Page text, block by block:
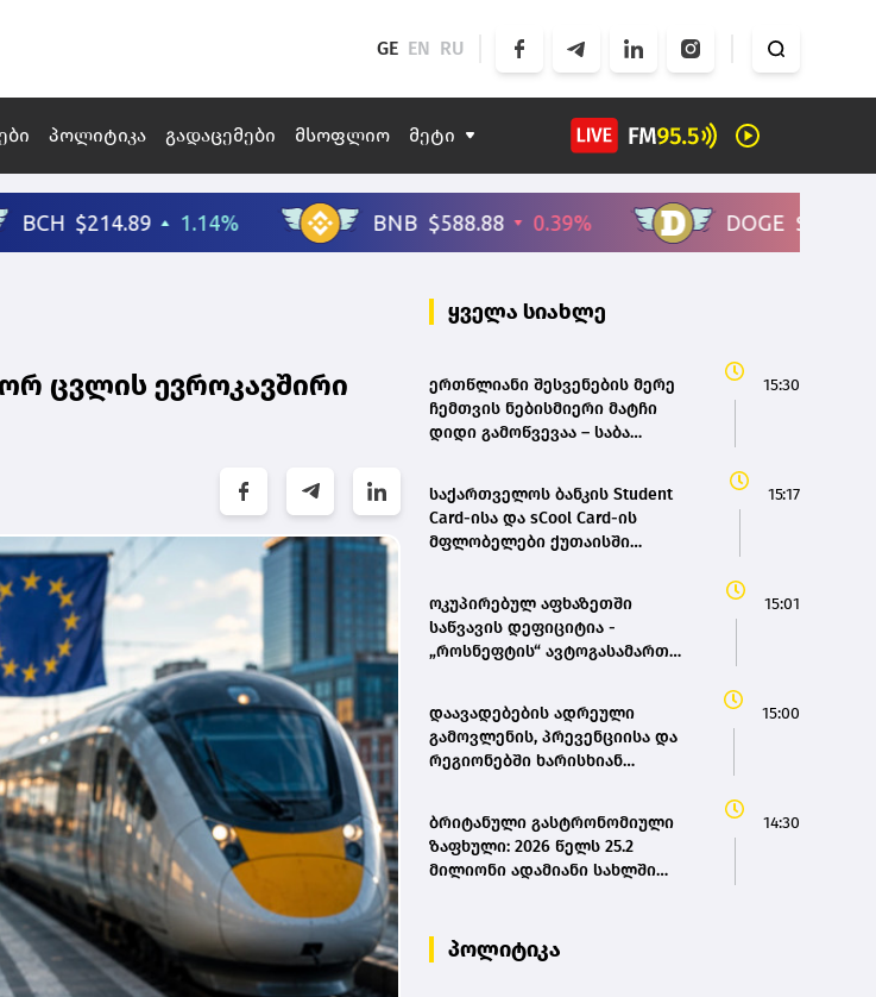
GE EN RU
პოლიტიკა გადაცემები მსოფლიო მეტი
ცვლის ევროკავშირი
ყველა სიახლე
ერთწლიანი შესვენების მერე
ჩემთვის ნებისმიერი მატჩი
დიდი გამოწვევაა – საბა
15:30
საქართველოს ბანკის Student
Card-ისა და sCool Card-ის
მფლობელები ქუთაისში
15:17
ოკუპირებულ აფხაზეთში
საწვავის დეფიციტია -
„როსნეფტის“ ავტოგასამართ
ავტომობილზე მხოლოდ 20
ლიტრის ჩასხმის შეზღუდვა
მოქმედებს - „დემოკრატიის
15:01
დაავადებების ადრეული
გამოვლენის, პრევენციისა და
რეგიონებში ხარისხიან
მიზნით, დედოფლისწყაროში,
სამედიცინო სკრინინგი
გაიმართა – ჯანდაცვის
15:00
ბრიტანული გასტრონომიული
ზაფხული: 2026 წელს 25.2
მილიონი ადამიანი სახლში
14:30
პოლიტიკა